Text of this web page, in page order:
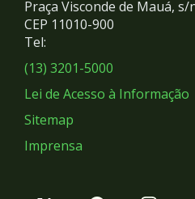
Redes
Sociais
Praça Visconde de Mauá, s/
CEP 11010-900
Tel:
(13) 3201-5000
Lei de Acesso à Informação
Sitemap
Imprensa